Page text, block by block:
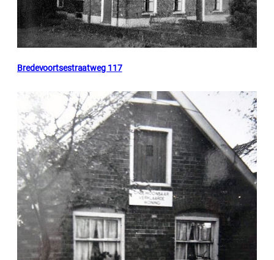
Bredevoortsestraatweg 117